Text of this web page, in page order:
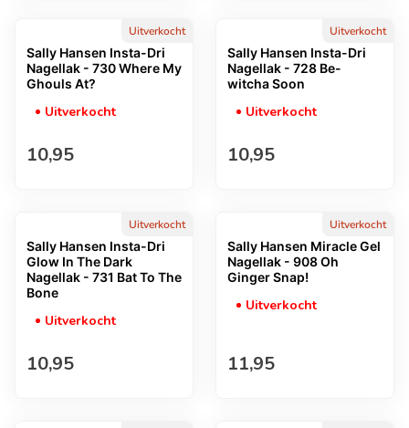
Uitverkocht
Sally Hansen Insta-Dri
Nagellak - 730 Where My
Ghouls At?
Uitverkocht
Normale prijs
10,95
Uitverkocht
Sally Hansen Insta-Dri
Nagellak - 728 Be-
witcha Soon
Uitverkocht
Normale prijs
10,95
Uitverkocht
Sally Hansen Insta-Dri
Glow In The Dark
Nagellak - 731 Bat To The
Bone
Uitverkocht
Normale prijs
10,95
Uitverkocht
Sally Hansen Miracle Gel
Nagellak - 908 Oh
Ginger Snap!
Uitverkocht
Normale prijs
11,95